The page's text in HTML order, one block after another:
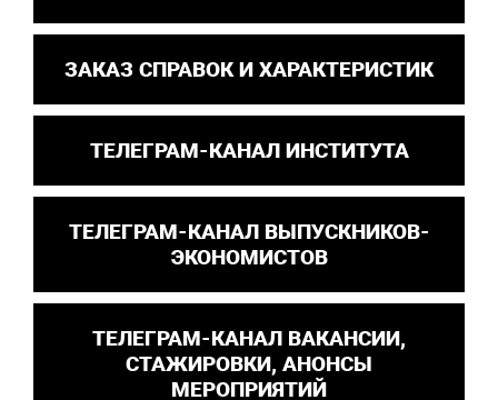
ЗАКАЗ СПРАВОК И ХАРАКТЕРИСТИК
ТЕЛЕГРАМ-КАНАЛ ИНСТИТУТА
ТЕЛЕГРАМ-КАНАЛ ВЫПУСКНИКОВ-
ЭКОНОМИСТОВ
ТЕЛЕГРАМ-КАНАЛ ВАКАНСИИ,
СТАЖИРОВКИ, АНОНСЫ
МЕРОПРИЯТИЙ